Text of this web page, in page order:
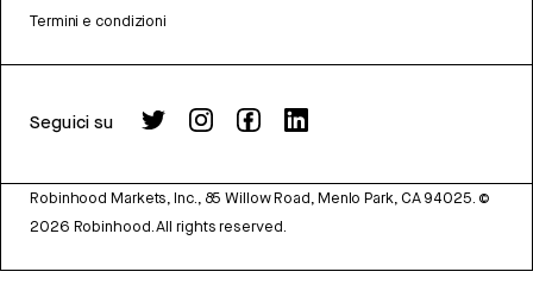
Termini e condizioni
Seguici su
Robinhood Markets, Inc., 85 Willow Road, Menlo Park, CA 94025. ©
2026 Robinhood. All rights reserved.